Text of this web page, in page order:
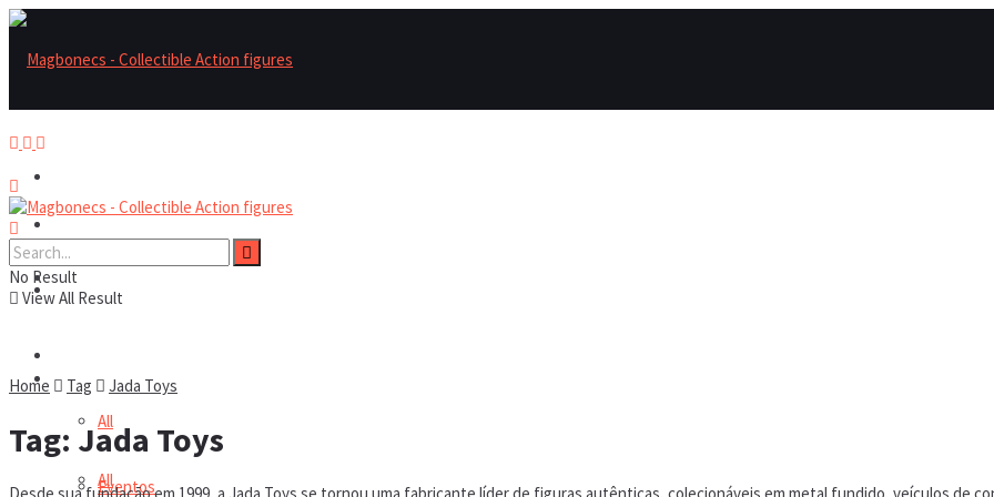
Reviews
Notícias
All
Reviews
All
Eventos
No Result
View All Result
Home Tag Jada Toys
Tag: Jada Toys